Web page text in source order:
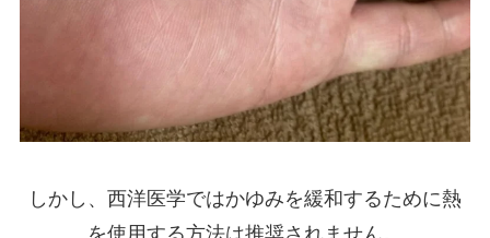
しかし、西洋医学ではかゆみを緩和するために熱
を使用する方法は推奨されません。